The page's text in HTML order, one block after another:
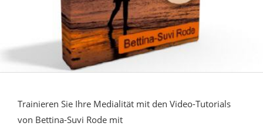
Trainieren Sie Ihre Medialität mit den Video-Tutorials
von Bettina-Suvi Rode mit